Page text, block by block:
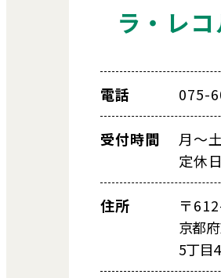
ラ・レ
電話 075-
受付時間
月～
定休
住所
〒
京都
5丁目